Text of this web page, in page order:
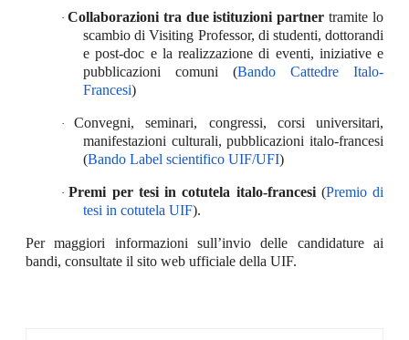
· Collaborazioni tra due istituzioni partner tramite lo
scambio di Visiting Professor, di studenti, dottorandi
e post-doc e la realizzazione di eventi, iniziative e
pubblicazioni comuni (Bando Cattedre Italo-
Francesi)
·
Convegni, seminari, congressi, corsi universitari,
manifestazioni culturali, pubblicazioni italo-francesi
(Bando Label scientifico UIF/UFI)
· Premi per tesi in cotutela italo-francesi(Premio di
tesi in cotutela UIF).
Per maggiori informazioni sull’invio delle candidature ai
bandi, consultate il sito web ufficiale della UIF.